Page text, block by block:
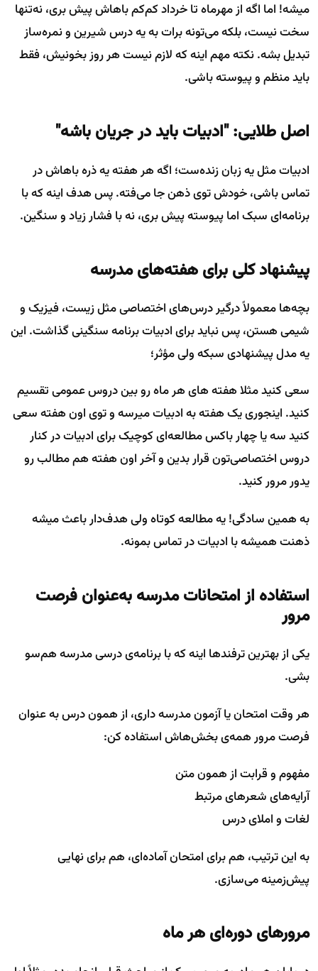
میشه! اما اگه از مهرماه تا خرداد کم‌کم باهاش پیش بری، نه‌تنها
سخت نیست، بلکه می‌تونه برات به یه درس شیرین و نمره‌ساز
تبدیل بشه. نکته مهم اینه که لازم نیست هر روز بخونیش، فقط
باید منظم و پیوسته باشی.
اصل طلایی: "ادبیات باید در جریان باشه"
ادبیات مثل یه زبان زنده‌ست؛ اگه هر هفته یه ذره باهاش در
تماس باشی، خودش توی ذهن جا می‌فته. پس هدف اینه که با
برنامه‌ای سبک اما پیوسته پیش بری، نه با فشار زیاد و سنگین.
پیشنهاد کلی برای هفته‌های مدرسه
بچه‌ها معمولاً درگیر درس‌های اختصاصی مثل زیست، فیزیک و
شیمی هستن، پس نباید برای ادبیات برنامه سنگینی گذاشت. این
یه مدل پیشنهادی سبکه ولی مؤثر؛
سعی کنید مثلا هفته های هر ماه رو بین دروس عمومی تقسیم
کنید. اینجوری یک هفته به ادبیات میرسه و توی اون هفته سعی
کنید سه یا چهار باکس مطالعه‌ای کوچیک برای ادبیات در کنار
دروس اختصاصی‌تون قرار بدین و آخر اون هفته هم مطالب رو
یدور مرور کنید.
به همین سادگی! یه مطالعه کوتاه ولی هدف‌دار باعث میشه
ذهنت همیشه با ادبیات در تماس بمونه.
استفاده از امتحانات مدرسه به‌عنوان فرصت
مرور
یکی از بهترین ترفندها اینه که با برنامه‌ی درسی مدرسه هم‌سو
بشی.
هر وقت امتحان یا آزمون مدرسه داری، از همون درس به عنوان
فرصت مرور همه‌ی بخش‌هاش استفاده کن:
مفهوم و قرابت از همون متن
آرایه‌های شعرهای مرتبط
لغات و املای درس
به این ترتیب، هم برای امتحان آماده‌ای، هم برای نهایی
پیش‌زمینه می‌سازی.
مرورهای دوره‌ای هر ماه